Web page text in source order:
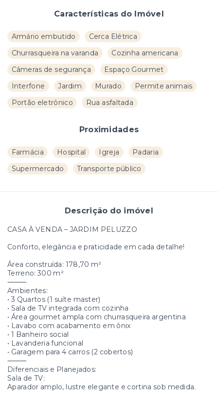
Características do Imóvel
Armário embutido
Cerca Elétrica
Churrasqueira na varanda
Cozinha americana
Câmeras de segurança
Espaço Gourmet
Interfone
Jardim Murado
Permite animais
Portão eletrônico
Rua asfaltada
Proximidades
Farmácia Hospital Igreja
Padaria
Supermercado
Transporte público
Descrição do imóvel
CASA À VENDA – JARDIM PELUZZO
Conforto, elegância e praticidade em cada detalhe!
Área construída: 178,70 m²
Terreno: 300 m²
⸻
Ambientes:
• 3 Quartos (1 suíte master)
• Sala de TV integrada com cozinha
• Área gourmet ampla com churrasqueira argentina
• Lavabo com acabamento em ônix
• 1 Banheiro social
• Lavanderia funcional
• Garagem para 4 carros (2 cobertos)
⸻
Diferenciais e Planejados:
Sala de TV:
Aparador amplo, lustre elegante e cortina sob medida.